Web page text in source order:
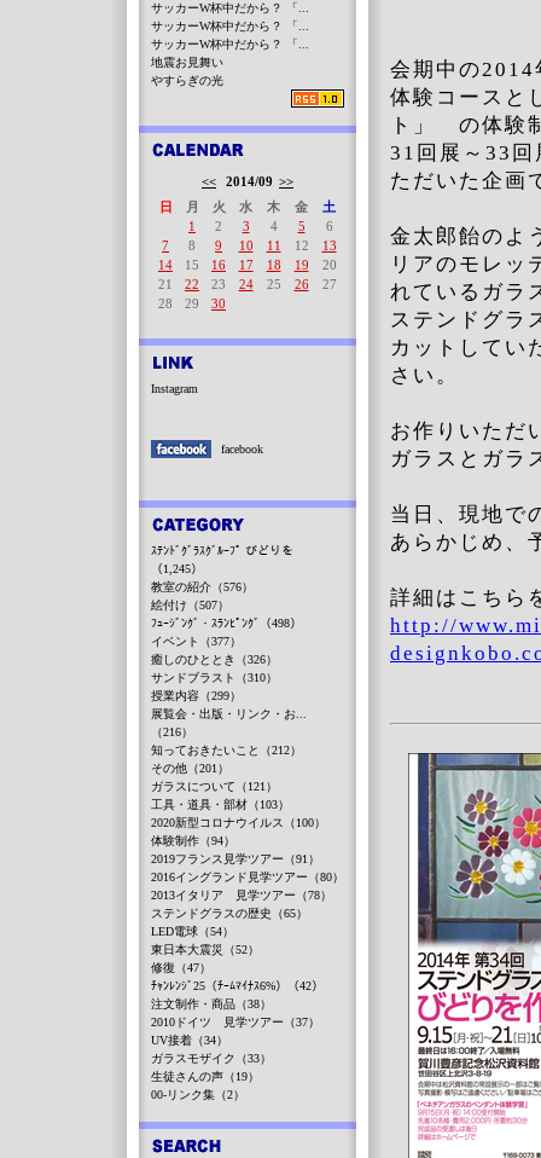
会期中の
体験コースと
ト」 の体験
31回展～33回
ただいた企画
金太郎飴のよ
リアのモレッ
れているガラ
ステンドグラ
カットしてい
さい。
お作りいただ
ガラスとガラ
当日、現地で
あらかじめ、
詳細はこちら
http://
サッカーW杯中だから？ 「...
サッカーW杯中だから？ 「...
サッカーW杯中だから？ 「...
地震お見舞い
やすらぎの光
<< 2014/09 >>
日
月 火 水 木 金
土
1
2 3 4 5
6
7
8 9 10 11 12
13
14
15 16 17 18 19
20
21
22 23 24 25 26
27
28
29 30
Instagram
facebook
ｽﾃﾝﾄﾞｸﾞﾗｽｸﾞﾙｰﾌﾟ びどりを
（1,245）
教室の紹介（576）
絵付け（507）
ﾌｭｰｼﾞﾝｸﾞ・ｽﾗﾝﾋﾟﾝｸﾞ（498）
イベント（377）
癒しのひととき（326）
サンドブラスト（310）
授業内容（299）
展覧会・出版・リンク・お...
（216）
知っておきたいこと（212）
その他（201）
ガラスについて（121）
工具・道具・部材（103）
2020新型コロナウイルス（100）
体験制作（94）
2019フランス見学ツアー（91）
2016イングランド見学ツアー（80）
2013イタリア 見学ツアー（78）
ステンドグラスの歴史（65）
LED電球（54）
東日本大震災（52）
修復（47）
ﾁｬﾝﾚﾝｼﾞ25（ﾁｰﾑﾏｲﾅｽ6%）（42）
注文制作・商品（38）
2010ドイツ 見学ツアー（37）
UV接着（34）
ガラスモザイク（33）
生徒さんの声（19）
00-リンク集（2）